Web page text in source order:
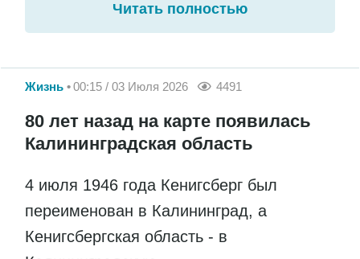
Читать полностью
Жизнь 00:15 / 03 Июля 2026 4491
80 лет назад на карте появилась
Калининградская область
4 июля 1946 года Кенигсберг был
переименован в Калининград, а
Кенигсбергская область - в